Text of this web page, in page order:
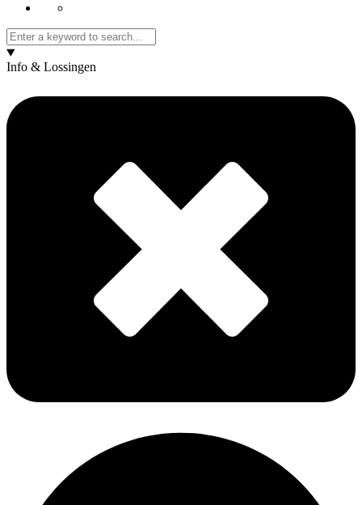
Info & Lossingen